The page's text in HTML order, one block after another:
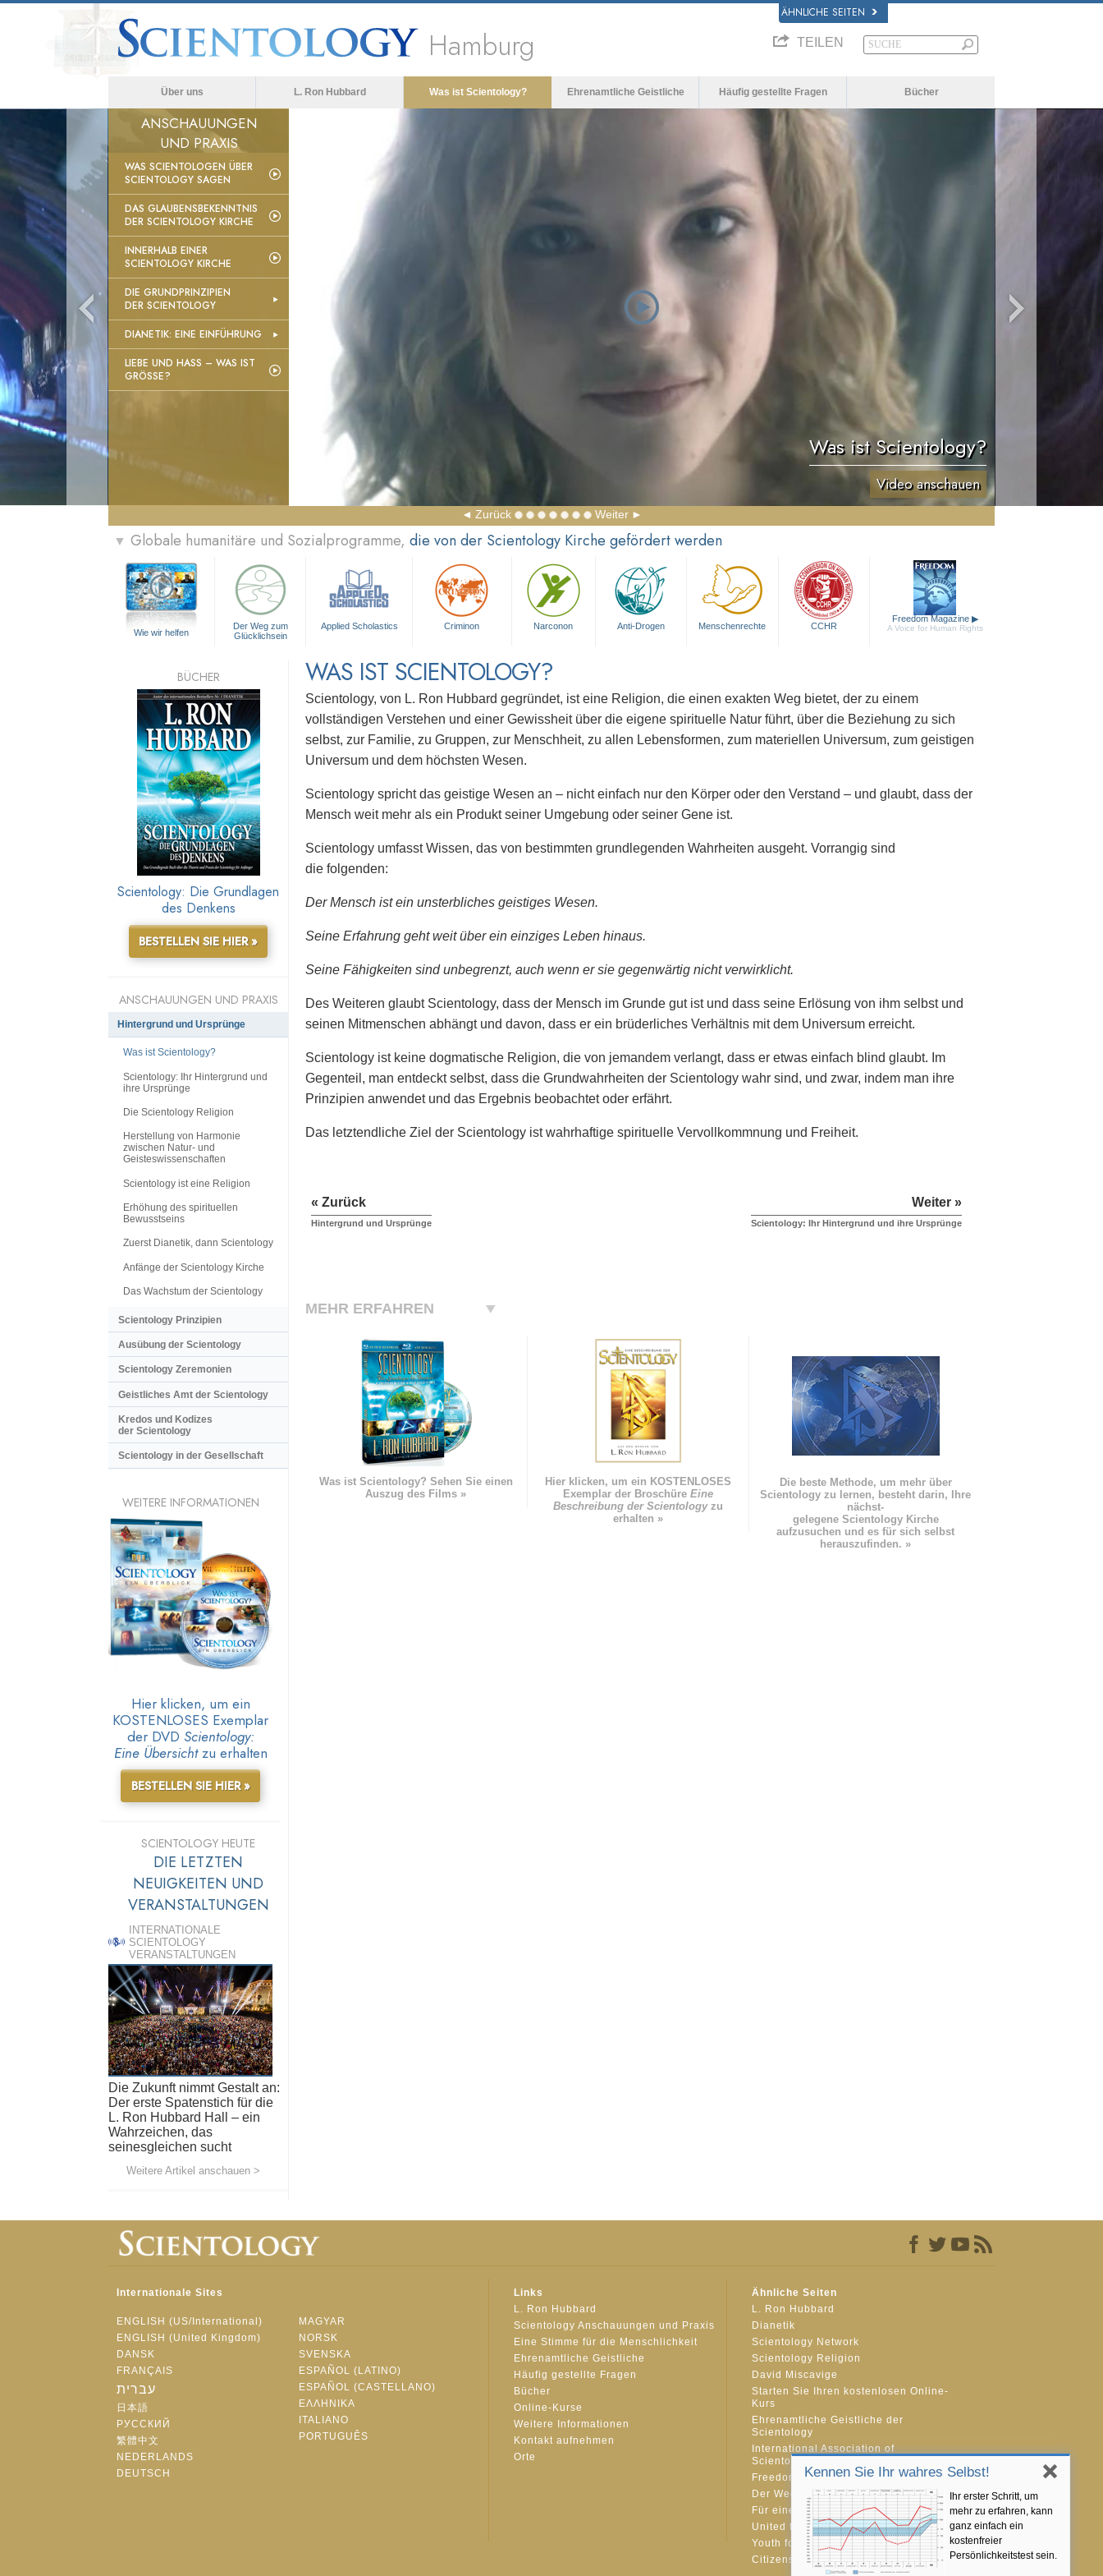
ÄHNLICHE SEITEN
Hamburg TEILEN
Über uns L. Ron Hubbard Was ist Scientology? Ehrenamtliche Geistliche Häufig gestellte Fragen Bücher
ANSCHAUUNGEN
UND PRAXIS
WAS SCIENTOLOGEN ÜBER
SCIENTOLOGY SAGEN
DAS GLAUBENSBEKENNTNIS
DER SCIENTOLOGY KIRCHE
INNERHALB EINER
SCIENTOLOGY KIRCHE
DIE GRUNDPRINZIPIEN
DER SCIENTOLOGY
DIANETIK: EINE EINFÜHRUNG
LIEBE UND HASS – WAS IST
GRÖSSE?
Was ist Scientology?
Video anschauen
Zurück Weiter
▼ Globale humanitäre und Sozialprogramme, die von der Scientology Kirche gefördert werden
Wie wir helfen
Der Weg zum
Glücklichsein
Applied Scholastics Criminon Narconon Anti-Drogen Menschenrechte CCHR
Freedom Magazine ▶
A Voice for Human Rights
WAS IST SCIENTOLOGY?
Scientology, von L. Ron Hubbard gegründet, ist eine Religion, die einen exakten Weg bietet, der zu einem
vollständigen Verstehen und einer Gewissheit über die eigene spirituelle Natur führt, über die Beziehung zu sich
selbst, zur Familie, zu Gruppen, zur Menschheit, zu allen Lebensformen, zum materiellen Universum, zum geistigen
Universum und dem höchsten Wesen.
Scientology spricht das geistige Wesen an – nicht einfach nur den Körper oder den Verstand – und glaubt, dass der
Mensch weit mehr als ein Produkt seiner Umgebung oder seiner Gene ist.
Scientology umfasst Wissen, das von bestimmten grundlegenden Wahrheiten ausgeht. Vorrangig sind
die folgenden:
Der Mensch ist ein unsterbliches geistiges Wesen.
Seine Erfahrung geht weit über ein einziges Leben hinaus.
Seine Fähigkeiten sind unbegrenzt, auch wenn er sie gegenwärtig nicht verwirklicht.
Des Weiteren glaubt Scientology, dass der Mensch im Grunde gut ist und dass seine Erlösung von ihm selbst und
seinen Mitmenschen abhängt und davon, dass er ein brüderliches Verhältnis mit dem Universum erreicht.
Scientology ist keine dogmatische Religion, die von jemandem verlangt, dass er etwas einfach blind glaubt. Im
Gegenteil, man entdeckt selbst, dass die Grundwahrheiten der Scientology wahr sind, und zwar, indem man ihre
Prinzipien anwendet und das Ergebnis beobachtet oder erfährt.
Das letztendliche Ziel der Scientology ist wahrhaftige spirituelle Vervollkommnung und Freiheit.
« Zurück
Hintergrund und Ursprünge
Weiter »
Scientology: Ihr Hintergrund und ihre Ursprünge
MEHR ERFAHREN
Was ist Scientology? Sehen Sie einen
Auszug des Films »
Hier klicken, um ein KOSTENLOSES
Exemplar der Broschüre Eine
Beschreibung der Scientologyzu
erhalten »
Die beste Methode, um mehr über
Scientology zu lernen, besteht darin, Ihre
nächst-
gelegene Scientology Kirche
aufzusuchen und es für sich selbst
herauszufinden. »
BÜCHER
Scientology: Die Grundlagen
des Denkens
BESTELLEN SIE HIER »
ANSCHAUUNGEN UND PRAXIS
Hintergrund und Ursprünge
Was ist Scientology?
Scientology: Ihr Hintergrund und
ihre Ursprünge
Die Scientology Religion
Herstellung von Harmonie
zwischen Natur- und
Geisteswissenschaften
Scientology ist eine Religion
Erhöhung des spirituellen
Bewusstseins
Zuerst Dianetik, dann Scientology
Anfänge der Scientology Kirche
Das Wachstum der Scientology
Scientology Prinzipien
Ausübung der Scientology
Scientology Zeremonien
Geistliches Amt der Scientology
Kredos und Kodizes
der Scientology
Scientology in der Gesellschaft
WEITERE INFORMATIONEN
Hier klicken, um ein
KOSTENLOSES Exemplar
der DVD Scientology:
Eine Übersichtzu erhalten
BESTELLEN SIE HIER »
SCIENTOLOGY HEUTE
DIE LETZTEN
NEUIGKEITEN UND
VERANSTALTUNGEN
INTERNATIONALE
SCIENTOLOGY
VERANSTALTUNGEN
Die Zukunft nimmt Gestalt an:
Der erste Spatenstich für die
L. Ron Hubbard Hall – ein
Wahrzeichen, das
seinesgleichen sucht
Weitere Artikel anschauen >
Kennen Sie Ihr wahres Selbst!
Ihr erster Schritt, um
mehr zu erfahren, kann
ganz einfach ein
kostenfreier
Persönlichkeitstest sein.
Internationale Sites
ENGLISH (US/International)
ENGLISH (United Kingdom)
DANSK
FRANÇAIS
עברית
日本語
РУССКИЙ
繁體中文
NEDERLANDS
DEUTSCH
MAGYAR
NORSK
SVENSKA
ESPAÑOL (LATINO)
ESPAÑOL (CASTELLANO)
ΕΛΛΗΝΙΚA
ITALIANO
PORTUGUÊS
Links
L. Ron Hubbard
Scientology Anschauungen und Praxis
Eine Stimme für die Menschlichkeit
Ehrenamtliche Geistliche
Häufig gestellte Fragen
Bücher
Online-Kurse
Weitere Informationen
Kontakt aufnehmen
Orte
Ähnliche Seiten
L. Ron Hubbard
Dianetik
Scientology Network
Scientology Religion
David Miscavige
Starten Sie Ihren kostenlosen Online-
Kurs
Ehrenamtliche Geistliche der
Scientology
International Association of
Scientologists
Freedom Magazine
Der Weg zum Glücklichsein
Für eine Welt ohne Drogenkonsum
United for Human Rights
Youth for Human Rights
Citizens Commission on Human Rights